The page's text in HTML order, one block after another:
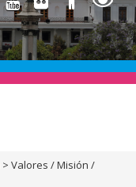
> Valores / Misión /